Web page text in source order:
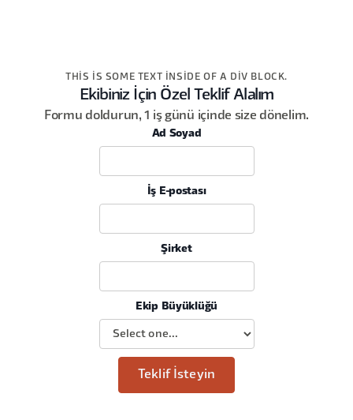
THIS IS SOME TEXT INSIDE OF A DIV BLOCK.
Ekibiniz İçin Özel Teklif Alalım
Formu doldurun, 1 iş günü içinde size dönelim.
Ad Soyad
İş E-postası
Şirket
Ekip Büyüklüğü